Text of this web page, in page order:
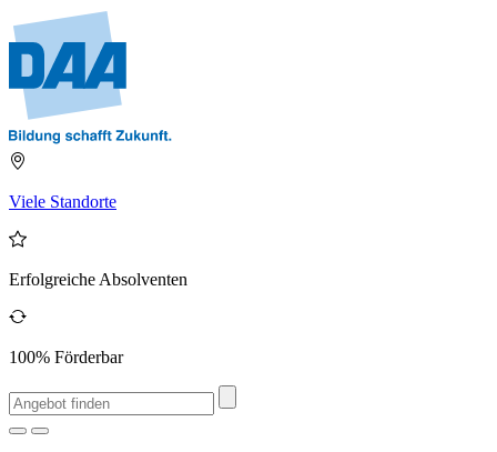
Viele Standorte
Erfolgreiche Absolventen
100% Förderbar